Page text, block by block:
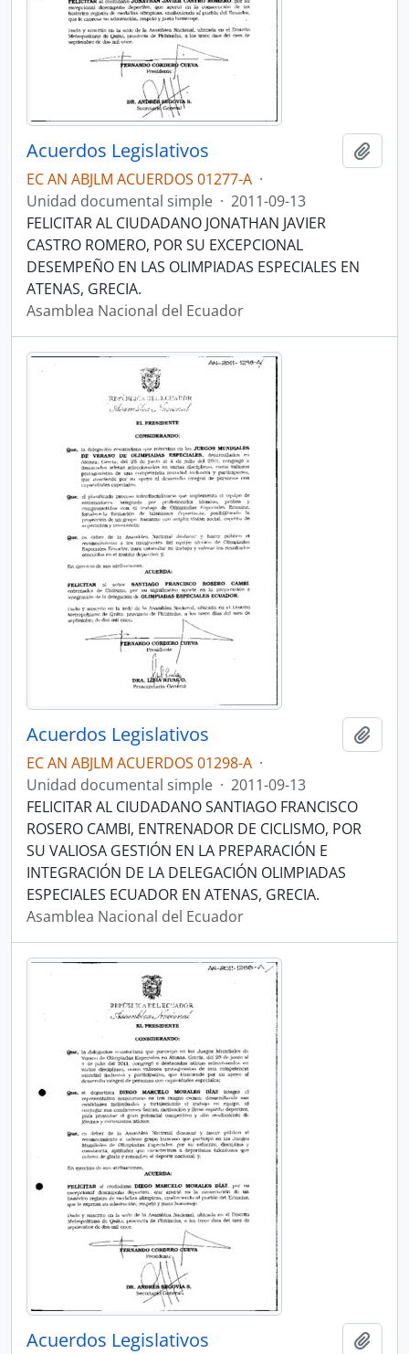
Acuerdos Legislativos
EC AN ABJLM ACUERDOS 01277-A ·
Unidad documental simple · 2011-09-13
FELICITAR AL CIUDADANO JONATHAN JAVIER
CASTRO ROMERO, POR SU EXCEPCIONAL
DESEMPEÑO EN LAS OLIMPIADAS ESPECIALES EN
ATENAS, GRECIA.
Asamblea Nacional del Ecuador
Acuerdos Legislativos
EC AN ABJLM ACUERDOS 01298-A ·
Unidad documental simple · 2011-09-13
FELICITAR AL CIUDADANO SANTIAGO FRANCISCO
ROSERO CAMBI, ENTRENADOR DE CICLISMO, POR
SU VALIOSA GESTIÓN EN LA PREPARACIÓN E
INTEGRACIÓN DE LA DELEGACIÓN OLIMPIADAS
ESPECIALES ECUADOR EN ATENAS, GRECIA.
Asamblea Nacional del Ecuador
Acuerdos Legislativos